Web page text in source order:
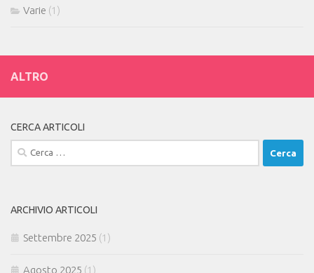
Varie (1)
ALTRO
CERCA ARTICOLI
Ricerca
per:
ARCHIVIO ARTICOLI
Settembre 2025 (1)
Agosto 2025 (1)